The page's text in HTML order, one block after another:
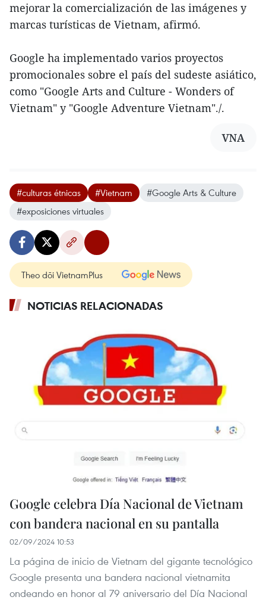
mejorar la comercialización de las imágenes y
marcas turísticas de Vietnam, afirmó.
Google ha implementado varios proyectos
promocionales sobre el país del sudeste asiático,
como "Google Arts and Culture - Wonders of
Vietnam" y "Google Adventure Vietnam"./.
VNA
#culturas étnicas #Vietnam
#Google Arts & Culture
#exposiciones virtuales
Theo dõi VietnamPlus
NOTICIAS RELACIONADAS
Google celebra Día Nacional de Vietnam
con bandera nacional en su pantalla
02/09/2024 10:53
La página de inicio de Vietnam del gigante tecnológico
Google presenta una bandera nacional vietnamita
ondeando en honor al 79 aniversario del Día Nacional